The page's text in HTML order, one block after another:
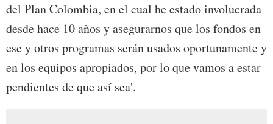
del Plan Colombia, en el cual he estado involucrada
desde hace 10 años y asegurarnos que los fondos en
ese y otros programas serán usados oportunamente y
en los equipos apropiados, por lo que vamos a estar
pendientes de que así sea'.